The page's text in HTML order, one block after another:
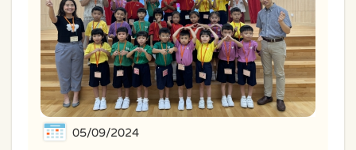
05/09/2024